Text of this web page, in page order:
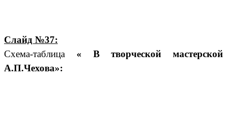
Слайд №37:
Схема-таблица « В творческой мастерской
А.П.Чехова»: